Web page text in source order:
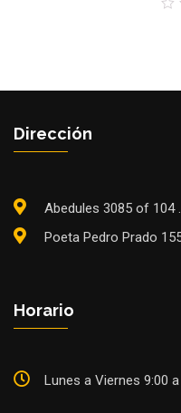
Dirección
Abedules 3085 of 104
Poeta Pedro Prado
Horario
Lunes a Viernes 9:00